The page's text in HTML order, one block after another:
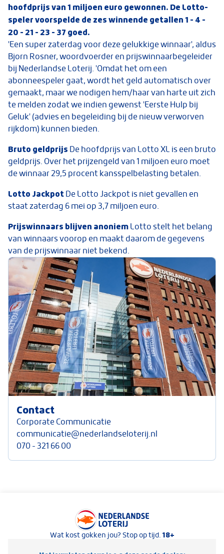
hoofdprijs van 1 miljoen euro gewonnen. De Lotto-
speler voorspelde de zes winnende getallen 1 - 4 -
20 - 21 - 23 - 37 goed.
'Een super zaterdag voor deze gelukkige winnaar', aldus
Bjorn Rosner, woordvoerder en prijswinnaarbegeleider
bij Nederlandse Loterij. 'Omdat het om een
abonneespeler gaat, wordt het geld automatisch over
gemaakt, maar we nodigen hem/haar van harte uit zich
te melden zodat we indien gewenst 'Eerste Hulp bij
Geluk' (advies en begeleiding bij de nieuw verworven
rijkdom) kunnen bieden.
Bruto geldprijs De hoofdprijs van Lotto XL is een bruto
geldprijs. Over het prijzengeld van 1 miljoen euro moet
de winnaar 29,5 procent kansspelbelasting betalen.
Lotto Jackpot De Lotto Jackpot is niet gevallen en
staat zaterdag 6 mei op 3,7 miljoen euro.
Prijswinnaars blijven anoniem Lotto stelt het belang
van winnaars voorop en maakt daarom de gegevens
van de prijswinnaar niet bekend.
Contact
Corporate Communicatie
communicatie@nederlandseloterij.nl
070 - 321 66 00
Wat kost gokken jou? Stop op tijd.18+
Keurmerken van Nederlandse Loterij